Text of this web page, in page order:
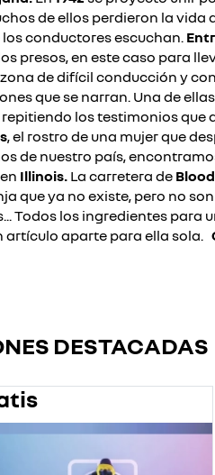
de ellos perdieron la vida
conductores escuchan.
presos, en este caso para
de difícil conducción y
que se narran. Una de
repitiendo los testimonios
, el rostro de una mujer que
de nuestro país,
Illinois. La carretera de
que ya no existe, pero no
Todos los ingredientes para
artículo aparte para ella sola.
DESTACADAS